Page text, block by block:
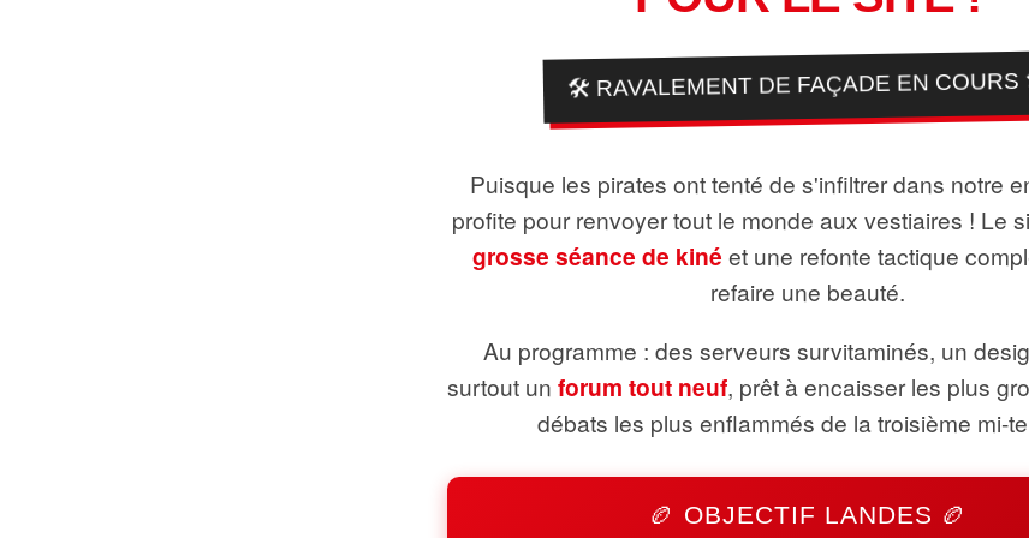
🛠️ RAVALEMENT DE FAÇADE EN
Puisque les pirates ont tenté de s'infiltrer dans notre
profite pour renvoyer tout le monde aux vestiaires ! Le
grosse séance de kiné et une refonte tactique
refaire une beauté.
Au programme : des serveurs survitaminés, un
surtout un forum tout neuf, prêt à encaisser les plus
débats les plus enflammés de la troisième mi-
🏉 OBJECTIF LANDES 🏉